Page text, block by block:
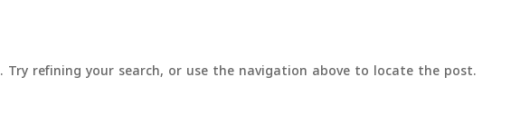
refining your search, or use the navigation above to locate the post.